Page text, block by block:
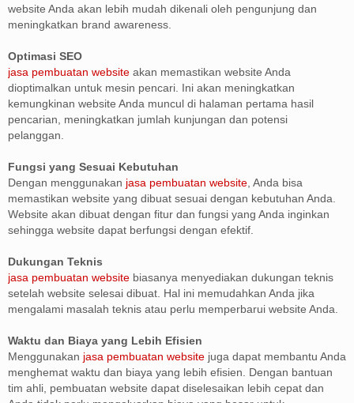
website Anda akan lebih mudah dikenali oleh pengunjung dan
meningkatkan brand awareness.
Optimasi SEO
jasa pembuatan website akan memastikan website Anda
dioptimalkan untuk mesin pencari. Ini akan meningkatkan
kemungkinan website Anda muncul di halaman pertama hasil
pencarian, meningkatkan jumlah kunjungan dan potensi
pelanggan.
Fungsi yang Sesuai Kebutuhan
Dengan menggunakan jasa pembuatan website , Anda bisa
memastikan website yang dibuat sesuai dengan kebutuhan Anda.
Website akan dibuat dengan fitur dan fungsi yang Anda inginkan
sehingga website dapat berfungsi dengan efektif.
Dukungan Teknis
jasa pembuatan website biasanya menyediakan dukungan teknis
setelah website selesai dibuat. Hal ini memudahkan Anda jika
mengalami masalah teknis atau perlu memperbarui website Anda.
Waktu dan Biaya yang Lebih Efisien
Menggunakan jasa pembuatan website juga dapat membantu Anda
menghemat waktu dan biaya yang lebih efisien. Dengan bantuan
tim ahli, pembuatan website dapat diselesaikan lebih cepat dan